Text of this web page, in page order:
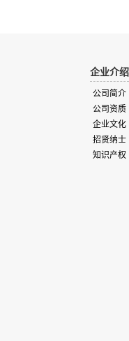
企业介绍
公司简介
公司资质
企业文化
招贤纳士
知识产权